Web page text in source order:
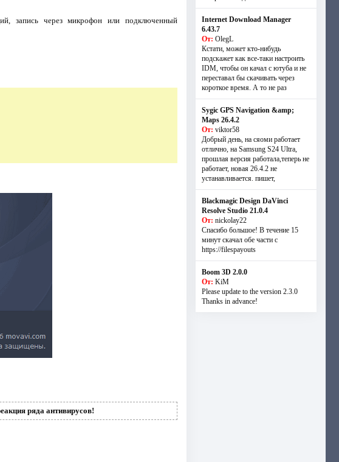
запись через микрофон или подключенный
ряда антивирусов!
Internet Download Manager
6.43.7
От: OlegL
Кстати, может кто-нибудь
подскажет как все-таки настроить
IDM, чтобы он качал с ютуба и не
переставал бы скачивать через
короткое время. А то не раз
Sygic GPS Navigation &amp;
Maps 26.4.2
От: viktor58
Добрый день, на сяоми работает
отлично, на Samsung S24 Ultra,
прошлая версия работала,теперь не
работает, новая 26.4.2 не
устанавливается. пишет,
Blackmagic Design DaVinci
Resolve Studio 21.0.4
От: nickolay22
Спасибо большое! В течение 15
минут скачал обе части с
https://filespayouts
Boom 3D 2.0.0
От: KiM
Please update to the version 2.3.0
Thanks in advance!